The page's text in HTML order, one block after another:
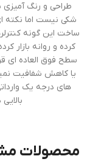
طراحی و رنگ آمیزی
شکی نیست اما نکته
ساخت این گونه
کرده و روانه بازار
سطح فوق العاده ای
یا کاهش شفافیت
های درجه یک
محصولات